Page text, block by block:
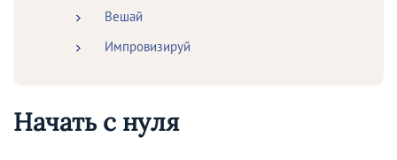
Вешай
Импровизируй
Начать с нуля